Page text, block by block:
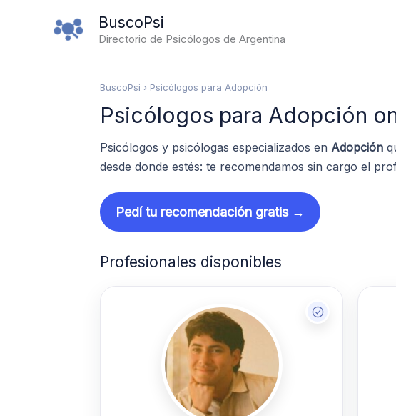
BuscoPsi
Directorio de Psicólogos de Argentina
BuscoPsi › Psicólogos para Adopción
Psicólogos para Adopción
Psicólogos y psicólogas especializados en Adopción
desde donde estés: te recomendamos sin cargo el
Pedí tu recomendación gratis →
Profesionales disponibles